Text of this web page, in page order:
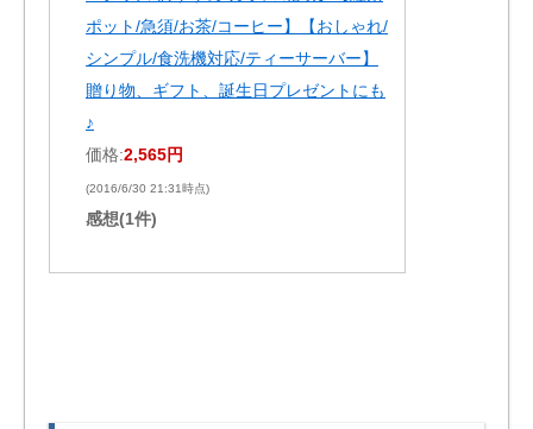
ポット/急須/お茶/コーヒー】【おしゃれ/
シンプル/食洗機対応/ティーサーバー】
贈り物、ギフト、誕生日プレゼントにも
♪
価格:2,565円
(2016/6/30 21:31時点)
感想(1件)